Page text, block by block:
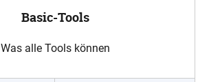
Basic-Tools
Was alle Tools können